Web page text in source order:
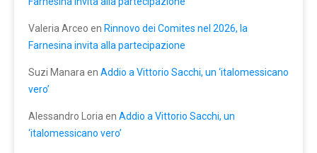
Valeria Arceo en Rinnovo dei Comites nel 2026, la
Farnesina invita alla partecipazione
Suzi Manara en Addio a Vittorio Sacchi, un ‘italomessicano
vero’
Alessandro Loria en Addio a Vittorio Sacchi, un
‘italomessicano vero’